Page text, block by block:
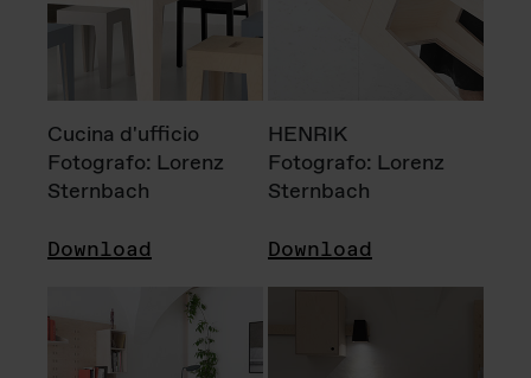
Cucina d'ufficio
Fotografo: Lorenz
Sternbach
Download
HENRIK
Fotografo: Lorenz
Sternbach
Download